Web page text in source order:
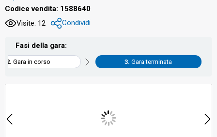
Codice vendita: 1588640
Visite: 12
Condividi
Fasi della gara:
Gara in corso Gara terminata